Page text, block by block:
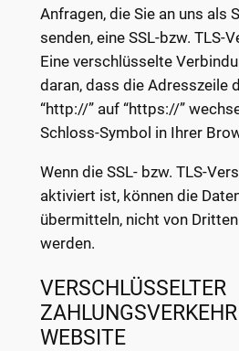
Anfragen, die Sie an uns als
senden, eine SSL-bzw. TLS-
Eine verschlüsselte
daran, dass die Adresszeile
“http://” auf “https://”
Schloss-Symbol in Ihrer
Wenn die SSL- bzw. TLS-
aktiviert ist, können die
übermitteln, nicht von
werden.
VERSCHLÜSSELTER
WEBSITE